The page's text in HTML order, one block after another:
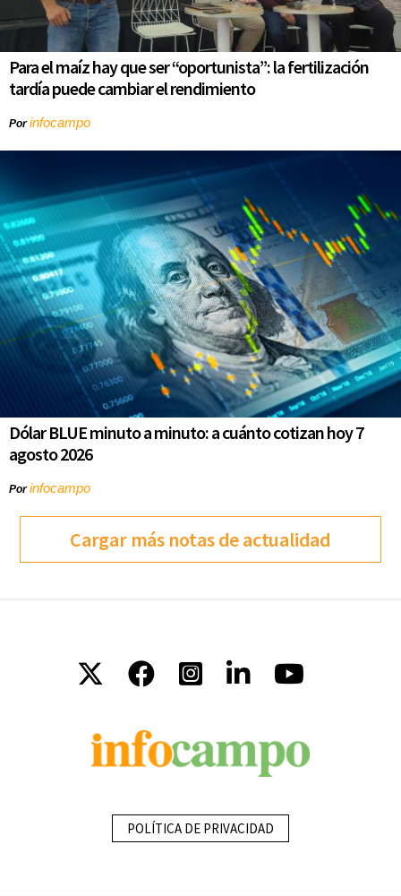
Para el maíz hay que ser “oportunista”: la fertilización
tardía puede cambiar el rendimiento
Porinfocampo
Dólar BLUE minuto a minuto: a cuánto cotizan hoy 7
agosto 2026
Porinfocampo
Cargar más notas de actualidad
POLÍTICA DE PRIVACIDAD